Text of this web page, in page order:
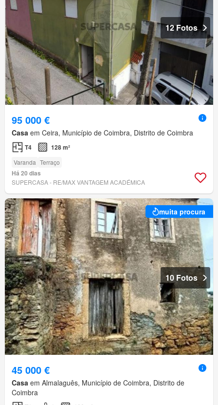
12 Fotos
95 000 €
Casa em Ceira, Município de Coimbra, Distrito de Coimbra
T4 128 m²
Varanda Terraço
Há 20 dias
SUPERCASA - RE/MAX VANTAGEM ACADÉMICA
muita procura
10 Fotos
45 000 €
Casa em Almalaguês, Município de Coimbra, Distrito de
Coimbra